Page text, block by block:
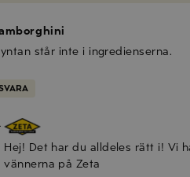
står inte i ingredienserna.
Anna Mellberg
Hej! Det har du alldeles rätt i! Vi
vännerna på Zeta